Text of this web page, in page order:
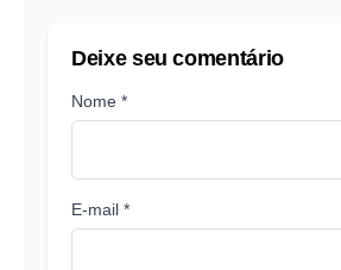
Deixe seu comentário
Nome *
E-mail *